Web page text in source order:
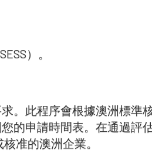
）。
。此程序會根據澳洲標準
的申請時間表。在通過評
准的澳洲企業。